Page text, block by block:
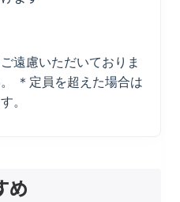
遠慮いただいておりま
＊定員を超えた場合は
。
め